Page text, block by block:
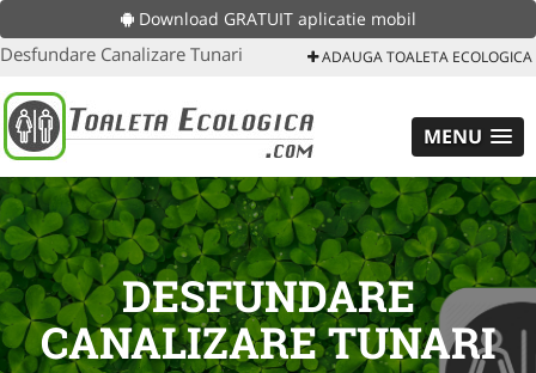
Download GRATUIT aplicatie mobil
Desfundare Canalizare Tunari ADAUGA TOALETA ECOLOGICA
MENU
DESFUNDARE
CANALIZARE TUNARI